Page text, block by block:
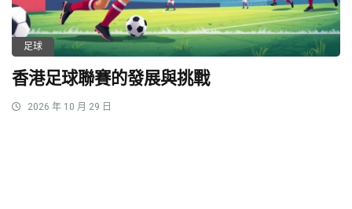
足球
香港足球聯賽的發展與挑戰
2026 年 10 月 29 日